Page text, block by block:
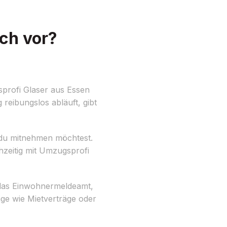
vor?
Glaser aus Essen
reibungslos abläuft, gibt
mitnehmen möchtest.
mit Umzugsprofi
Einwohnermeldeamt,
wie Mietverträge oder